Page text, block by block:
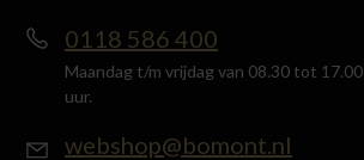
0118 586 400
Maandag t/m vrijdag van 08.30 tot 17.00
uur.
webshop@bomont.nl